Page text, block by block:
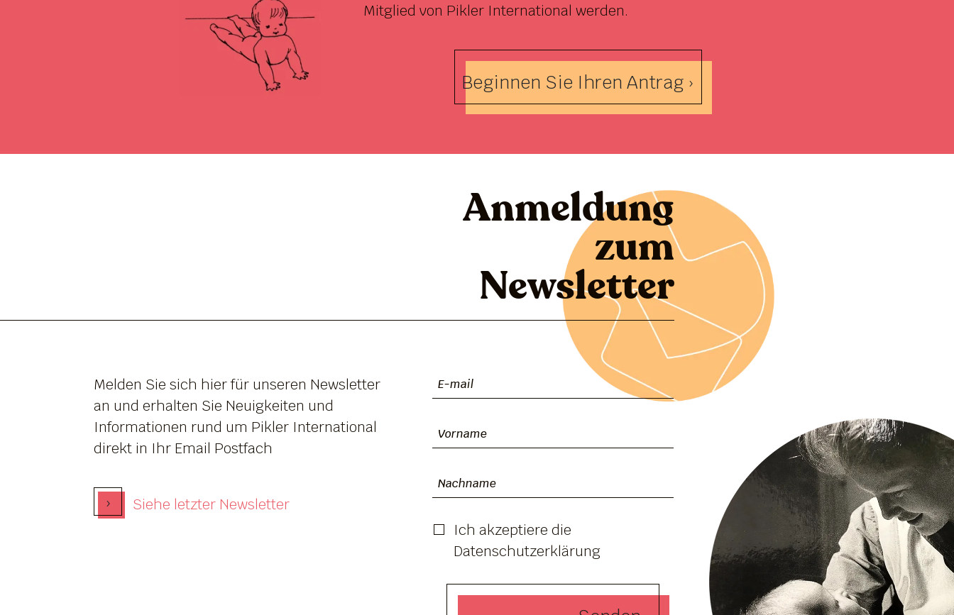
Mitglied von Pikler International werden.
Beginnen Sie Ihren Antrag ›
Anmeldung
zum
Newsletter
Melden Sie sich hier für unseren Newsletter
an und erhalten Sie Neuigkeiten und
Informationen rund um Pikler International
direkt in Ihr Email Postfach
›
Siehe letzter Newsletter
Ich akzeptiere die
Datenschutzerklärung